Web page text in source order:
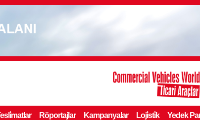
Röportajlar Kampanyalar Loji̇sti̇k Yedek